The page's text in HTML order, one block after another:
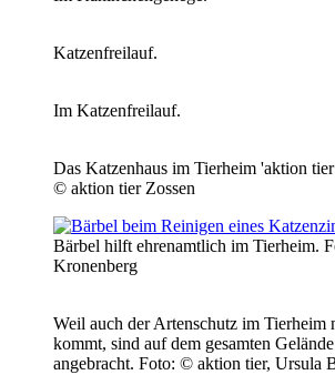
Katzenfreilauf.
Im Katzenfreilauf.
Das Katzenhaus im Tierheim 'aktion
© aktion tier Zossen
Bärbel hilft ehrenamtlich im Tierheim.
Kronenberg
Weil auch der Artenschutz im Tierheim
kommt, sind auf dem gesamten
angebracht. Foto: © aktion tier, Ursula